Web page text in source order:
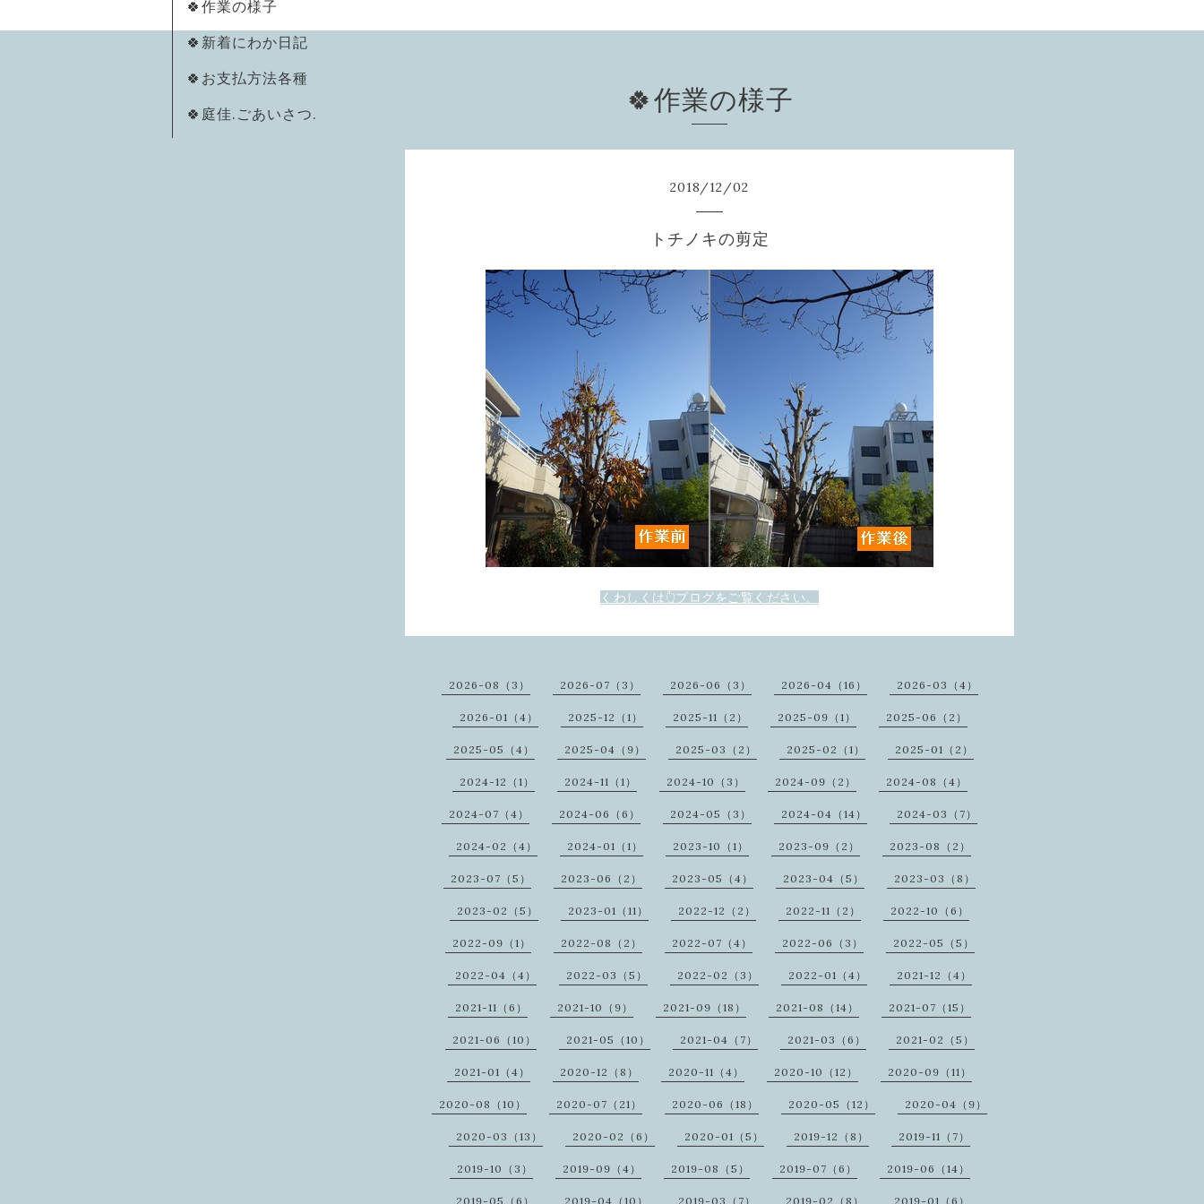
🍀作業の様子
🍀新着にわか日記
🍀お支払方法各種
🍀庭佳.ごあいさつ.
🍀作業の様子
2018/12/02
トチノキの剪定
くわしくは👆ブログをご覧ください。
2026-08（3） 2026-07（3） 2026-06（3） 2026-04（16） 2026-03（4）
2026-01（4） 2025-12（1） 2025-11（2） 2025-09（1） 2025-06（2）
2025-05（4） 2025-04（9） 2025-03（2） 2025-02（1） 2025-01（2）
2024-12（1） 2024-11（1） 2024-10（3） 2024-09（2） 2024-08（4）
2024-07（4） 2024-06（6） 2024-05（3） 2024-04（14） 2024-03（7）
2024-02（4） 2024-01（1） 2023-10（1） 2023-09（2） 2023-08（2）
2023-07（5） 2023-06（2） 2023-05（4） 2023-04（5） 2023-03（8）
2023-02（5） 2023-01（11） 2022-12（2） 2022-11（2） 2022-10（6）
2022-09（1） 2022-08（2） 2022-07（4） 2022-06（3） 2022-05（5）
2022-04（4） 2022-03（5） 2022-02（3） 2022-01（4） 2021-12（4）
2021-11（6） 2021-10（9） 2021-09（18） 2021-08（14） 2021-07（15）
2021-06（10） 2021-05（10） 2021-04（7） 2021-03（6） 2021-02（5）
2021-01（4） 2020-12（8） 2020-11（4） 2020-10（12） 2020-09（11）
2020-08（10） 2020-07（21） 2020-06（18） 2020-05（12） 2020-04（9）
2020-03（13） 2020-02（6） 2020-01（5） 2019-12（8） 2019-11（7）
2019-10（3） 2019-09（4） 2019-08（5） 2019-07（6） 2019-06（14）
2019-05（6） 2019-04（10） 2019-03（7） 2019-02（8） 2019-01（6）